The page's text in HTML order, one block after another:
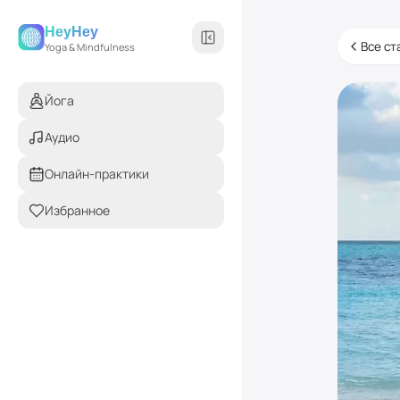
HeyHey
Yoga & Mindfulness
Йога
Аудио
Онлайн-практики
Избранное
Все